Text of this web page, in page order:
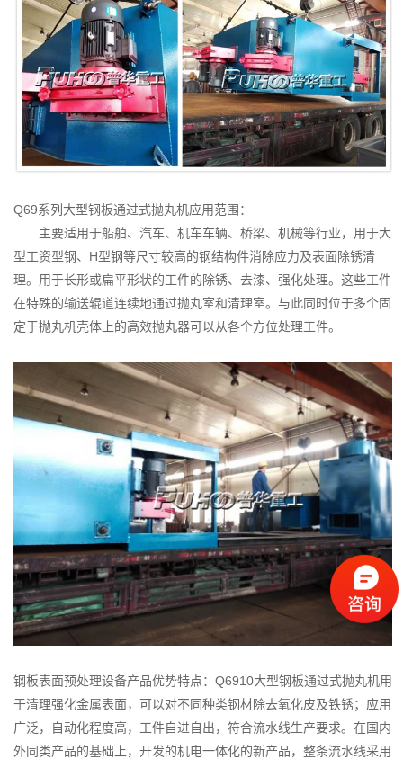
抛
丸
清
理
机
发
现
场
Q69系列大型钢板通过式抛丸机应用范围：
主要适用于船舶、汽车、机车车辆、桥梁、机械等行业，用于大
型工资型钢、H型钢等尺寸较高的钢结构件消除应力及表面除锈清
理。用于长形或扁平形状的工件的除锈、去漆、强化处理。这些工件
在特殊的输送辊道连续地通过抛丸室和清理室。与此同时位于多个固
定于抛丸机壳体上的高效抛丸器可以从各个方位处理工件。
钢板表面预处理设备产品优势特点：Q6910大型钢板通过式抛丸机用
于清理强化金属表面，可以对不同种类钢材除去氧化皮及铁锈；应用
广泛，自动化程度高，工件自进自出，符合流水线生产要求。在国内
外同类产品的基础上，开发的机电一体化的新产品，整条流水线采用